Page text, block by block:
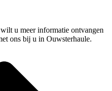
u meer informatie ontvangen
ons bij u in Ouwsterhaule.